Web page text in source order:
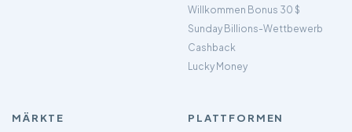
Willkommen Bonus 30 $
Sunday Billions-Wettbewerb
Cashback
Lucky Money
MÄRKTE PLATTFORMEN